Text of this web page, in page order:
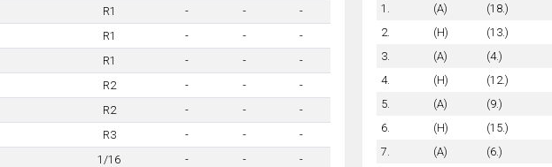
R1 - -
-
R1 - -
-
R1 - -
-
R2 - -
-
R2 - -
-
R3 - -
-
1/16 - -
-
1.
(A) (18.)
2.
(H) (13.)
3.
(A) (4.)
4.
(H) (12.)
5.
(A) (9.)
6.
(H) (15.)
7.
(A) (6.)